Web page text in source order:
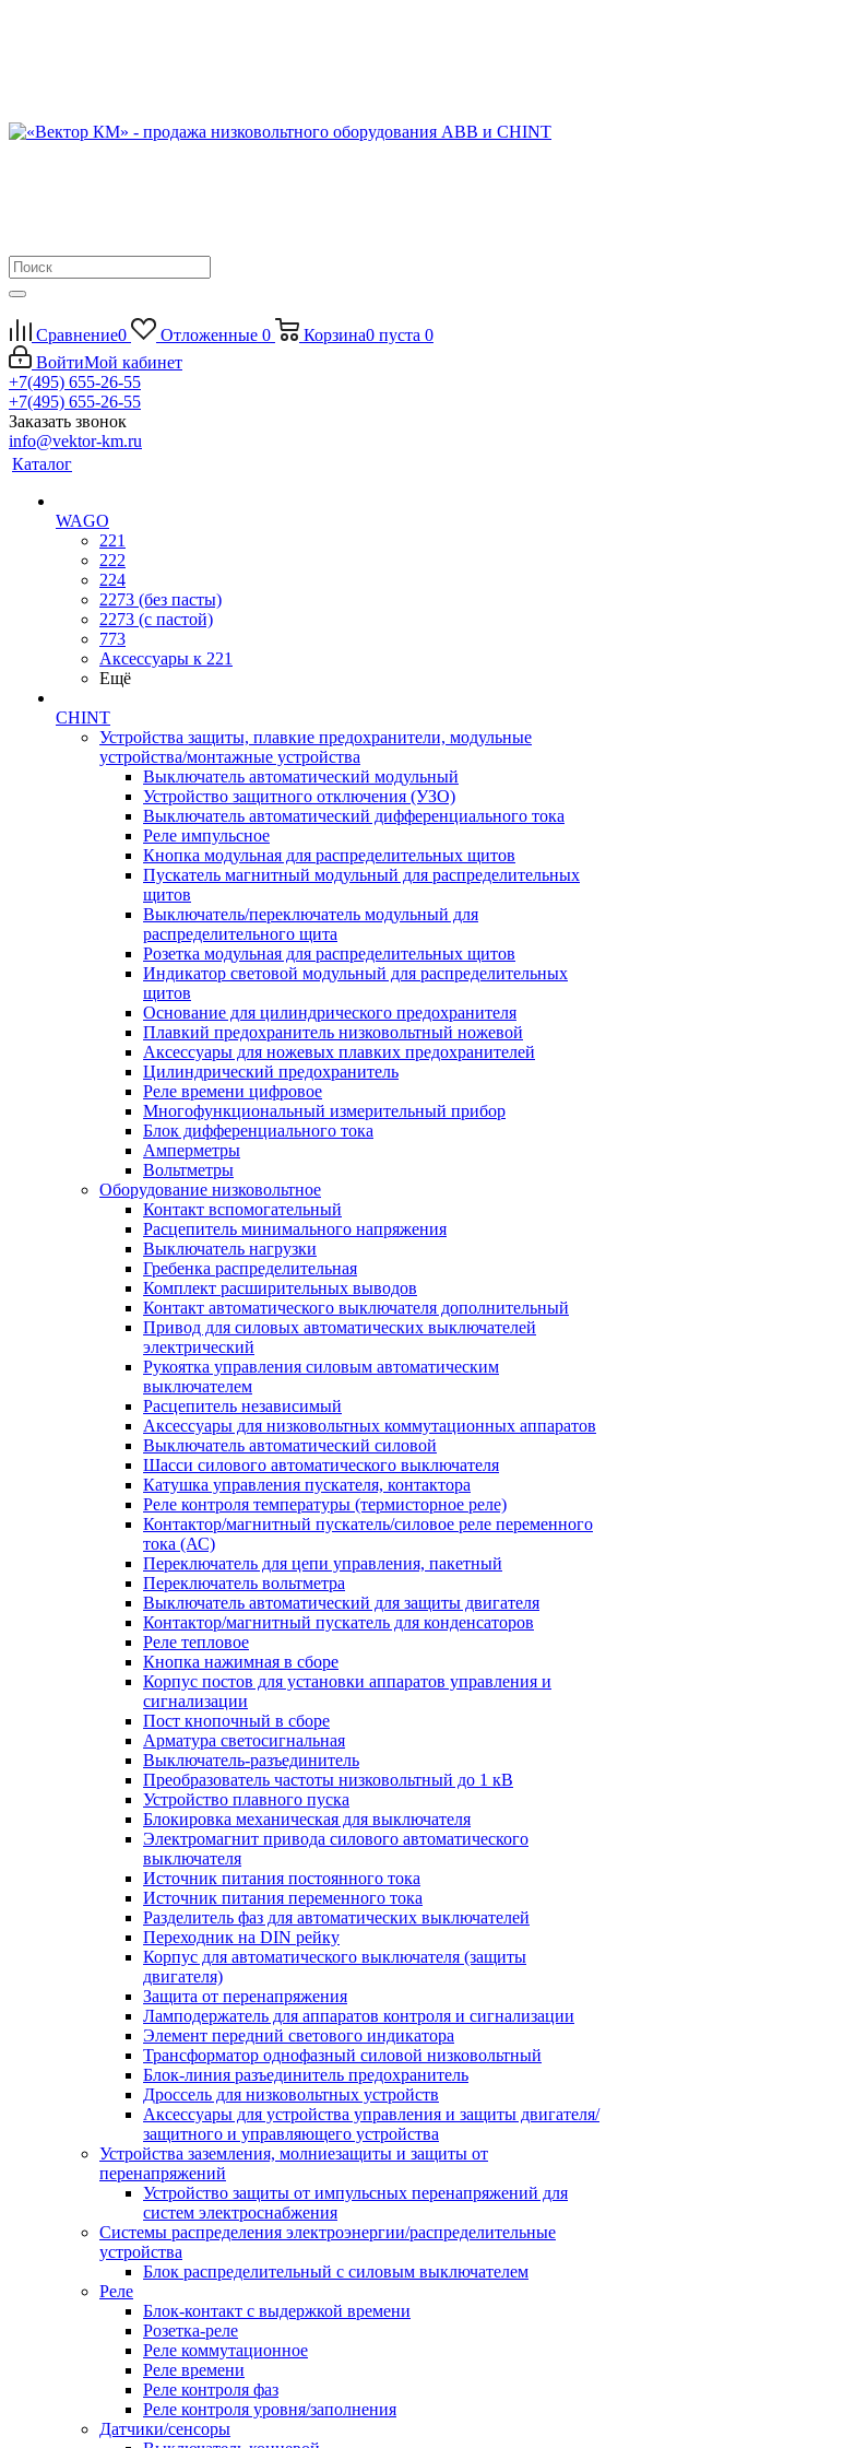
Сравнение0 Отложенные 0 Корзина0 пуста 0
ВойтиМой кабинет
+7(495) 655-26-55
+7(495) 655-26-55
Заказать звонок
info@vektor-km.ru
Каталог
WAGO
221
222
224
2273 (без пасты)
2273 (с пастой)
773
Аксессуары к 221
Ещё
CHINT
Устройства защиты, плавкие предохранители, модульные
устройства/монтажные устройства
Выключатель автоматический модульный
Устройство защитного отключения (УЗО)
Выключатель автоматический дифференциального тока
Реле импульсное
Кнопка модульная для распределительных щитов
Пускатель магнитный модульный для распределительных
щитов
Выключатель/переключатель модульный для
распределительного щита
Розетка модульная для распределительных щитов
Индикатор световой модульный для распределительных
щитов
Основание для цилиндрического предохранителя
Плавкий предохранитель низковольтный ножевой
Аксессуары для ножевых плавких предохранителей
Цилиндрический предохранитель
Реле времени цифровое
Многофункциональный измерительный прибор
Блок дифференциального тока
Амперметры
Вольтметры
Оборудование низковольтное
Контакт вспомогательный
Расцепитель минимального напряжения
Выключатель нагрузки
Гребенка распределительная
Комплект расширительных выводов
Контакт автоматического выключателя дополнительный
Привод для силовых автоматических выключателей
электрический
Рукоятка управления силовым автоматическим
выключателем
Расцепитель независимый
Аксессуары для низковольтных коммутационных аппаратов
Выключатель автоматический силовой
Шасси силового автоматического выключателя
Катушка управления пускателя, контактора
Реле контроля температуры (термисторное реле)
Контактор/магнитный пускатель/силовое реле переменного
тока (АС)
Переключатель для цепи управления, пакетный
Переключатель вольтметра
Выключатель автоматический для защиты двигателя
Контактор/магнитный пускатель для конденсаторов
Реле тепловое
Кнопка нажимная в сборе
Корпус постов для установки аппаратов управления и
сигнализации
Пост кнопочный в сборе
Арматура светосигнальная
Выключатель-разъединитель
Преобразователь частоты низковольтный до 1 кВ
Устройство плавного пуска
Блокировка механическая для выключателя
Электромагнит привода силового автоматического
выключателя
Источник питания постоянного тока
Источник питания переменного тока
Разделитель фаз для автоматических выключателей
Переходник на DIN рейку
Корпус для автоматического выключателя (защиты
двигателя)
Защита от перенапряжения
Ламподержатель для аппаратов контроля и сигнализации
Элемент передний светового индикатора
Трансформатор однофазный силовой низковольтный
Блок-линия разъединитель предохранитель
Дроссель для низковольтных устройств
Аксессуары для устройства управления и защиты двигателя/
защитного и управляющего устройства
Устройства заземления, молниезащиты и защиты от
перенапряжений
Устройство защиты от импульсных перенапряжений для
систем электроснабжения
Системы распределения электроэнергии/распределительные
устройства
Блок распределительный с силовым выключателем
Реле
Блок-контакт с выдержкой времени
Розетка-реле
Реле коммутационное
Реле времени
Реле контроля фаз
Реле контроля уровня/заполнения
Датчики/сенсоры